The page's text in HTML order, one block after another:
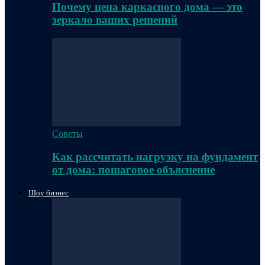
Почему цена каркасного дома — это
зеркало ваших решений
Советы
Как рассчитать нагрузку на фундамент
от дома: пошаговое объяснение
Шоу бизнес